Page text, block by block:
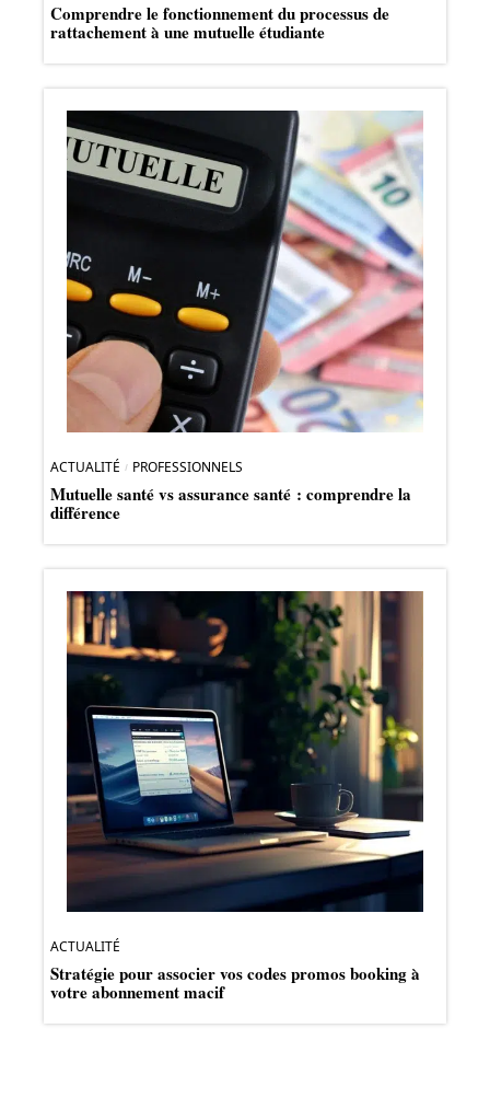
Comprendre le fonctionnement du processus de
rattachement à une mutuelle étudiante
ACTUALITÉ PROFESSIONNELS
Mutuelle santé vs assurance santé : comprendre la
différence
ACTUALITÉ
Stratégie pour associer vos codes promos booking à
votre abonnement macif